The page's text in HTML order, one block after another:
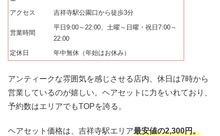
アクセス 吉祥寺駅公園口から徒歩3分
営業時間
平日9:00～22:00、土曜～日曜・祝日7:00～
22:00
定休日
年中無休（年始はお休み）
アンティークな雰囲気を感じさせる店内、休日は7時から
営業しているのが嬉しい。ヘアセットに力をいれており、
予約数はエリアでもTOPを誇る。
ヘアセット価格は、吉祥寺駅エリア最安値の2,300円。